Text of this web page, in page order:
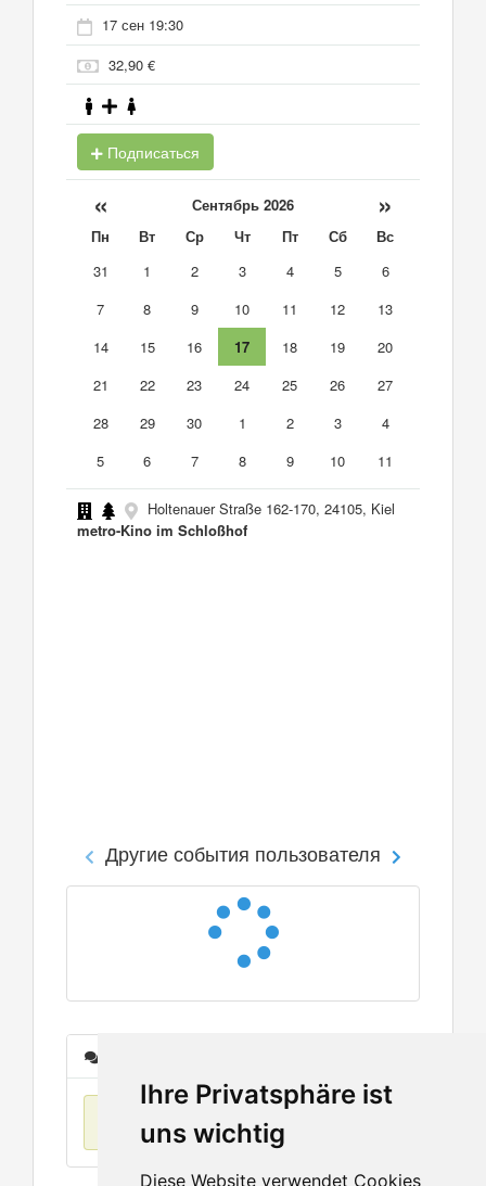
Ihre Privatsphäre ist
uns wichtig
Diese Website verwendet Cookies
17 сен 19:30
32,90 €
Подписаться
« Сентябрь 2026 »
Пн Вт Ср Чт Пт Сб
Вс
31
1 2 3 4 5
6
7
8 9 10 11 12
13
14
15 16 17 18 19
20
21
22 23 24 25 26
27
28
29 30 1 2 3
4
5
6 7 8 9 10 11
Holtenauer Straße 162-170, 24105, Kiel
metro-Kino im Schloßhof
Другие события пользователя